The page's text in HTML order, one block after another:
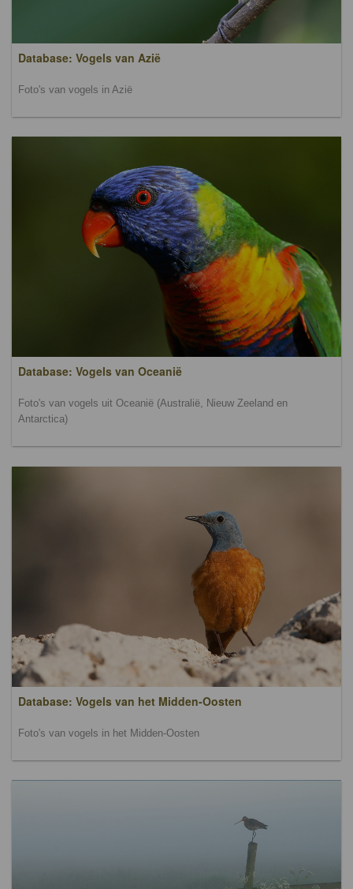
Database: Vogels van Azië
Foto's van vogels in Azië
Database: Vogels van Oceanië
Foto's van vogels uit Oceanië (Australië, Nieuw Zeeland en
Antarctica)
Database: Vogels van het Midden-Oosten
Foto's van vogels in het Midden-Oosten